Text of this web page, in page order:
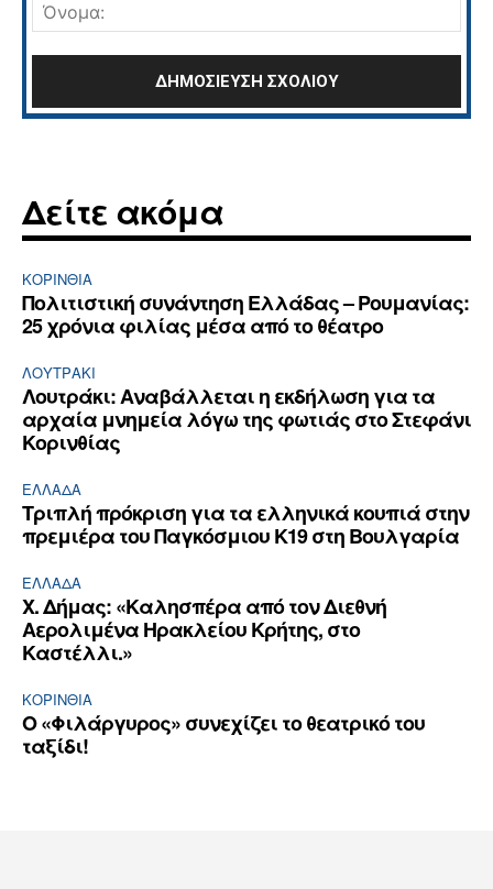
Δείτε ακόμα
ΚΟΡΙΝΘΊΑ
Πολιτιστική συνάντηση Ελλάδας – Ρουμανίας:
25 χρόνια φιλίας μέσα από το θέατρο
ΛΟΥΤΡΆΚΙ
Λουτράκι: Αναβάλλεται η εκδήλωση για τα
αρχαία μνημεία λόγω της φωτιάς στο Στεφάνι
Κορινθίας
ΕΛΛΆΔΑ
Τριπλή πρόκριση για τα ελληνικά κουπιά στην
πρεμιέρα του Παγκόσμιου Κ19 στη Βουλγαρία
ΕΛΛΆΔΑ
Χ. Δήμας: «Καλησπέρα από τον Διεθνή
Αερολιμένα Ηρακλείου Κρήτης, στο
Καστέλλι.»
ΚΟΡΙΝΘΊΑ
Ο «Φιλάργυρος» συνεχίζει το θεατρικό του
ταξίδι!